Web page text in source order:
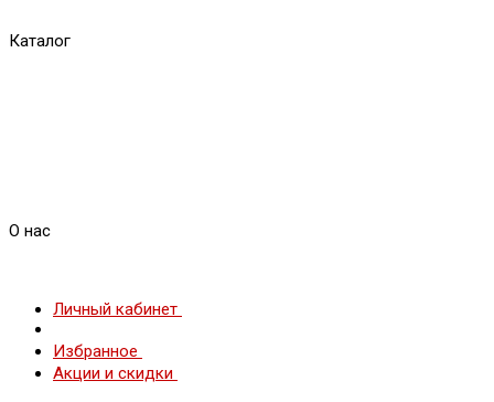
Каталог
О нас
Личный кабинет
Избранное
Акции и скидки